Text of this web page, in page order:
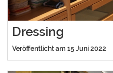
Dressing
Veröffentlicht am 15 Juni 2022